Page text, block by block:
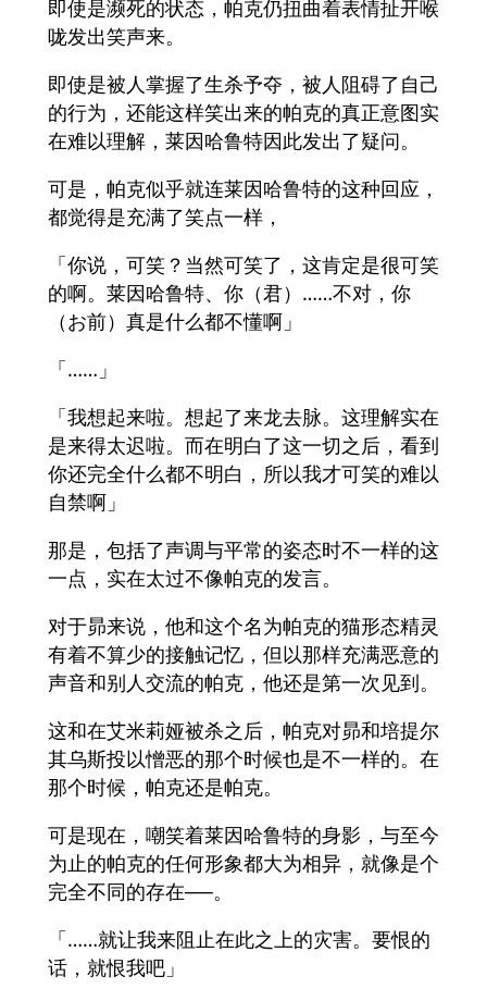
即使是濒死的状态，帕克仍扭曲着表情扯开喉
咙发出笑声来。
即使是被人掌握了生杀予夺，被人阻碍了自己
的行为，还能这样笑出来的帕克的真正意图实
在难以理解，莱因哈鲁特因此发出了疑问。
可是，帕克似乎就连莱因哈鲁特的这种回应，
都觉得是充满了笑点一样，
「你说，可笑？当然可笑了，这肯定是很可笑
的啊。莱因哈鲁特、你（君）……不对，你
（お前）真是什么都不懂啊」
「……」
「我想起来啦。想起了来龙去脉。这理解实在
是来得太迟啦。而在明白了这一切之后，看到
你还完全什么都不明白，所以我才可笑的难以
自禁啊」
那是，包括了声调与平常的姿态时不一样的这
一点，实在太过不像帕克的发言。
对于昴来说，他和这个名为帕克的猫形态精灵
有着不算少的接触记忆，但以那样充满恶意的
声音和别人交流的帕克，他还是第一次见到。
这和在艾米莉娅被杀之后，帕克对昴和培提尔
其乌斯投以憎恶的那个时候也是不一样的。在
那个时候，帕克还是帕克。
可是现在，嘲笑着莱因哈鲁特的身影，与至今
为止的帕克的任何形象都大为相异，就像是个
完全不同的存在──。
「……就让我来阻止在此之上的灾害。要恨的
话，就恨我吧」